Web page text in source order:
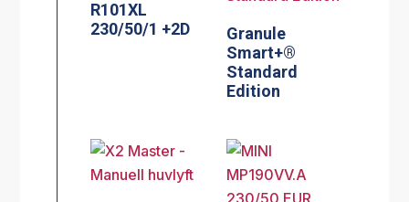
R101XL
230/50/1 +2D
Granule
Smart+®
Standard
Edition